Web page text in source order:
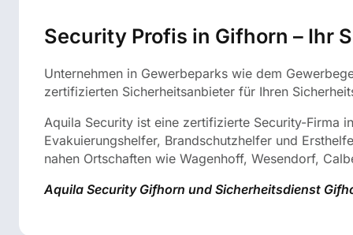
Security Profis in Gifhorn – Ihr
Unternehmen in Gewerbeparks wie dem
zertifizierten Sicherheitsanbieter für Ihren
Aquila Security ist eine zertifizierte Security-Firma
Evakuierungshelfer, Brandschutzhelfer und
nahen Ortschaften wie Wagenhoff, Wesendorf,
Aquila Security Gifhorn und Sicherheitsdienst